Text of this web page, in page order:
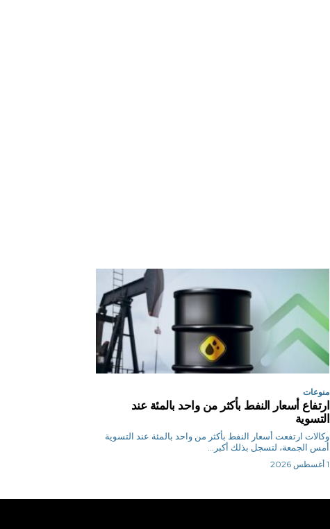
منوعات
ارتفاع أسعار النفط بأكثر من واحد بالمئة عند
التسوية
وكالات ارتفعت أسعار ‌النفط بأكثر من واحد بالمئة عند التسوية
أمس الجمعة، لتسجل بذلك أكبر...
1 أغسطس 2026